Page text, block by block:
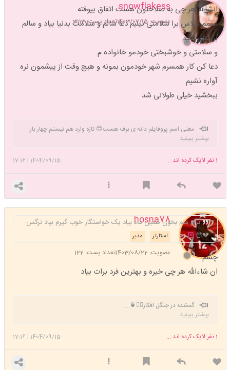
snowflakess
عضویت: 1403/07/15 تعداد پست: 3113
انشالله هر چی به صلاحتون هست اتفاق بیوفته
اسمم لیلاس برا سلامتی نینیم دعا سالم و سلامت بدنیا بیاد و سالم
بزرگش کنیم
و سلامتی و خوشبختی خودمو خانواده م
دعا کن کار همسرم شهر خودمون بمونه و هیچ وقت از پیشمون نره
آواره نشیم
ببخشید خیلی طولانی شد
معنی اسم پروفایلم دانه ی برف هست😍 تازه وارد هم نیستم چهار بار
تعلیق شدم😎 این👈 🌷رو ی دختر مهربون بهم هدیه داده ملکه70♥️♥️
بیشتر ببینید
1404/09/15
|
17:16 1نفر لایک کرده اند ...
hosna78
مدیر استارتر
عضویت: 1403/08/22 تعداد پست: 122
برام منم بخون همین ماه بیاد یک خواستگار خوب گیرم بیاد نرگس
💔🥺
چشم
ان شاءالله هر چی خیره و بهترین فرد برات بیاد
گمشده در جنگل افکار🚶‍♀️🍵....
بیشتر ببینید
1404/09/15
|
17:16 1نفر لایک کرده اند ...